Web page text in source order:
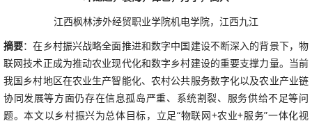
江西枫林涉外经贸职业学院机电学院，江西九江
摘要：在乡村振兴战略全面推进和数字中国建设不断深入的背景下，物
联网技术正成为推动农业现代化和数字乡村建设的重要支撑力量。当前
我国乡村地区在农业生产智能化、农村公共服务数字化以及农业产业链
协同发展等方面仍存在信息孤岛严重、系统割裂、服务供给不足等问
题。本文以乡村振兴为总体目标，立足“物联网+农业+服务”一体化视